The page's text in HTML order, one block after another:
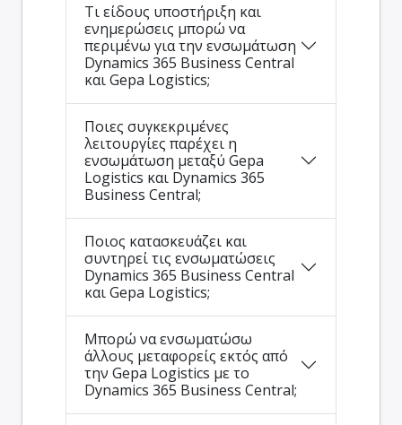
Τι είδους υποστήριξη και
ενημερώσεις μπορώ να
περιμένω για την ενσωμάτωση
Dynamics 365 Business Central
και Gepa Logistics;
Ποιες συγκεκριμένες
λειτουργίες παρέχει η
ενσωμάτωση μεταξύ Gepa
Logistics και Dynamics 365
Business Central;
Ποιος κατασκευάζει και
συντηρεί τις ενσωματώσεις
Dynamics 365 Business Central
και Gepa Logistics;
Μπορώ να ενσωματώσω
άλλους μεταφορείς εκτός από
την Gepa Logistics με το
Dynamics 365 Business Central;